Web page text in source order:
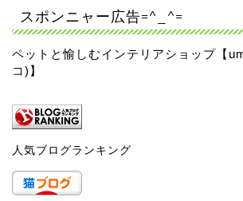
スポンニャー広告=^_^=
ペットと愉しむインテリアショップ【
コ)】
人気ブログランキング